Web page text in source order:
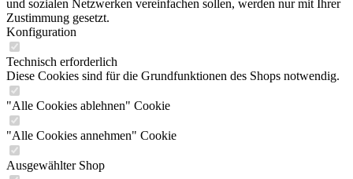
und sozialen Netzwerken vereinfachen sollen, werden nur mit Ihrer
Zustimmung gesetzt.
Konfiguration
Technisch erforderlich
Diese Cookies sind für die Grundfunktionen des Shops notwendig.
"Alle Cookies ablehnen" Cookie
"Alle Cookies annehmen" Cookie
Ausgewählter Shop